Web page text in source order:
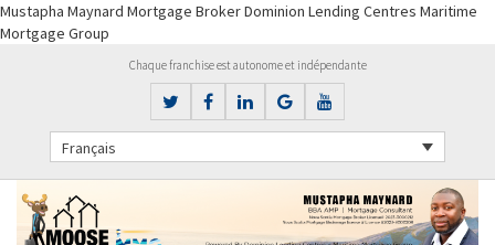
Mustapha Maynard Mortgage Broker Dominion Lending Centres Maritime
Mortgage Group
Chaque franchise est autonome et indépendante
Français